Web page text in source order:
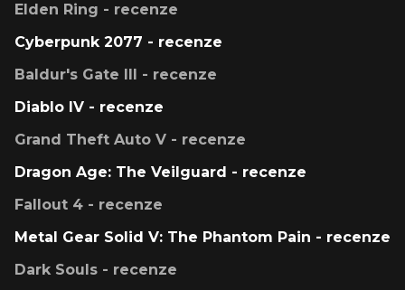
Elden Ring - recenze
Cyberpunk 2077 - recenze
Baldur's Gate III - recenze
Diablo IV - recenze
Grand Theft Auto V - recenze
Dragon Age: The Veilguard - recenze
Fallout 4 - recenze
Metal Gear Solid V: The Phantom Pain - recenze
Dark Souls - recenze